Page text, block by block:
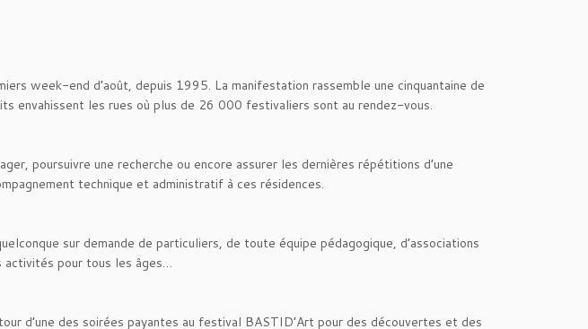
week-end d’août, depuis 1995. La manifestation rassemble une cinquantaine de
envahissent les rues où plus de 26 000 festivaliers sont au rendez-vous.
poursuivre une recherche ou encore assurer les dernières répétitions d’une
technique et administratif à ces résidences.
sur demande de particuliers, de toute équipe pédagogique, d’associations
activités pour tous les âges…
d’une des soirées payantes au festival BASTID’Art pour des découvertes et des